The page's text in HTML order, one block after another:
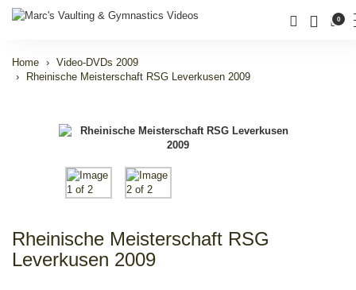
0
Home
Video-DVDs 2009
Rheinische Meisterschaft RSG Leverkusen 2009
Rheinische Meisterschaft RSG
Leverkusen 2009